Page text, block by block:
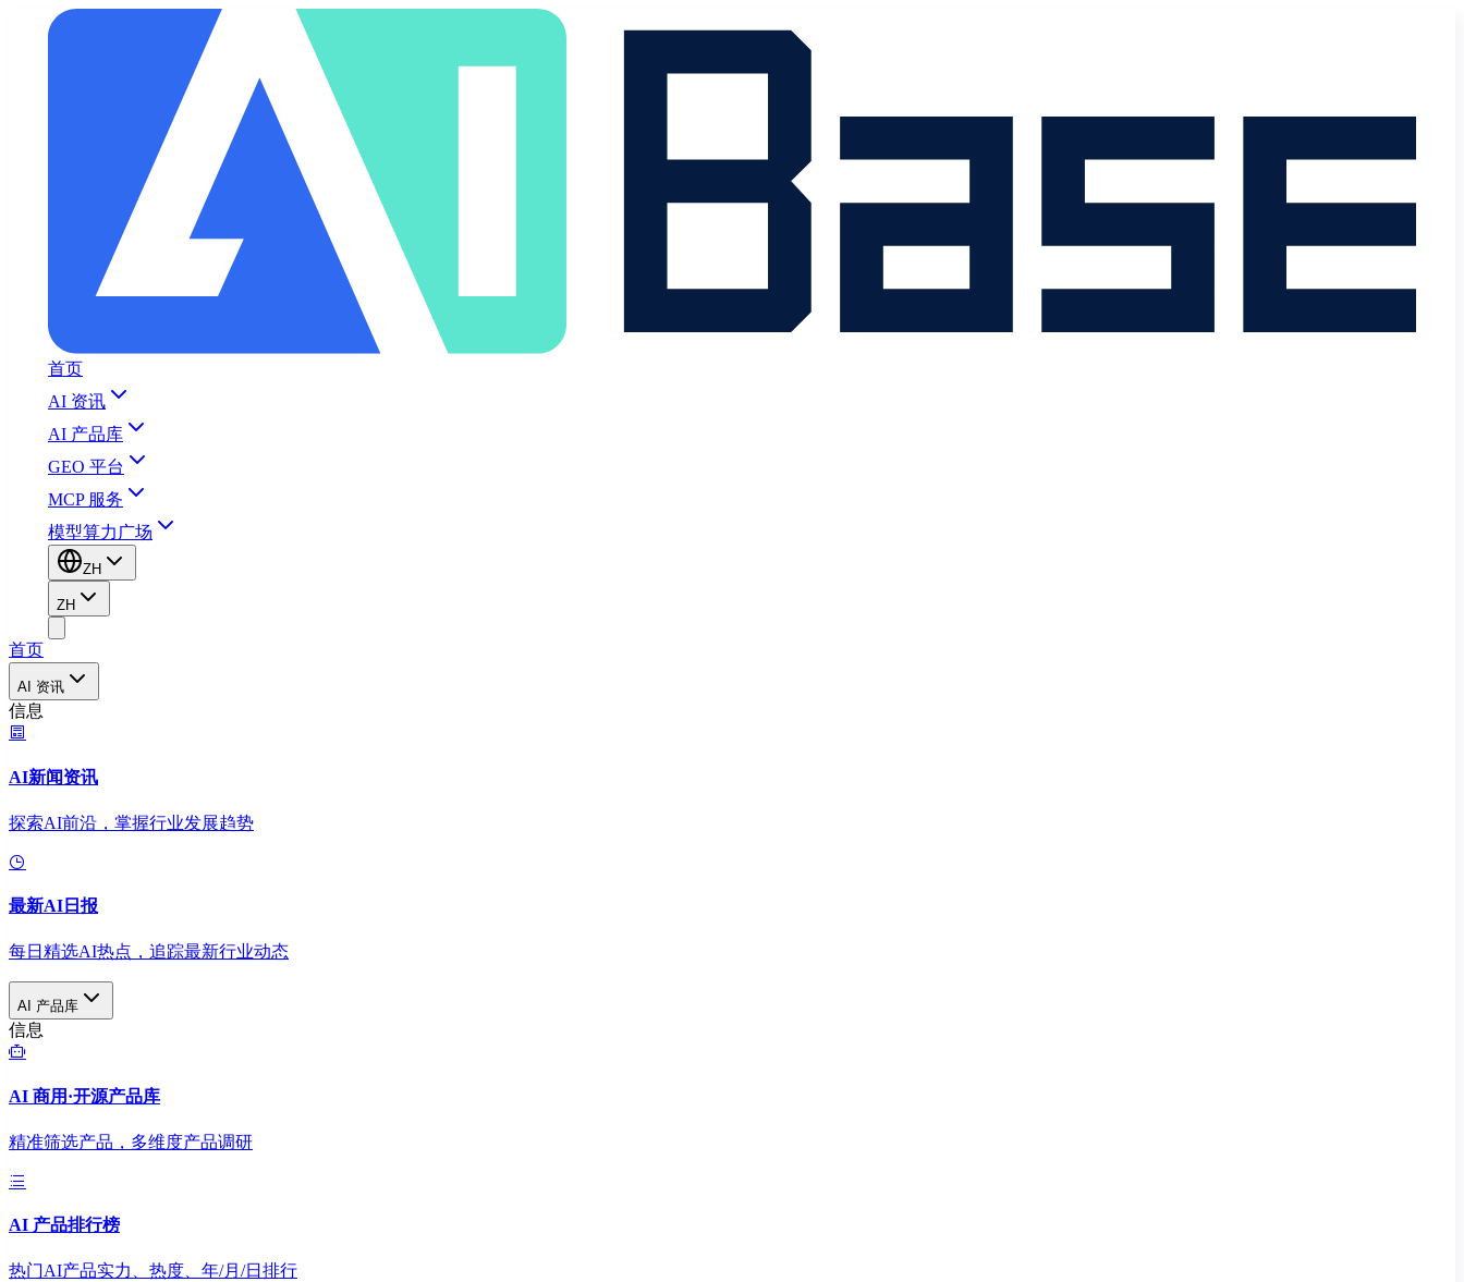
首页
AI 资讯
AI 产品库
GEO 平台
MCP 服务
模型算力广场
ZH
ZH
首页
AI 资讯
信息
AI新闻资讯
探索AI前沿，掌握行业发展趋势
最新AI日报
每日精选AI热点，追踪最新行业动态
AI 产品库
信息
AI 商用·开源产品库
精准筛选产品，多维度产品调研
AI 产品排行榜
热门AI产品实力、热度、年/月/日排行